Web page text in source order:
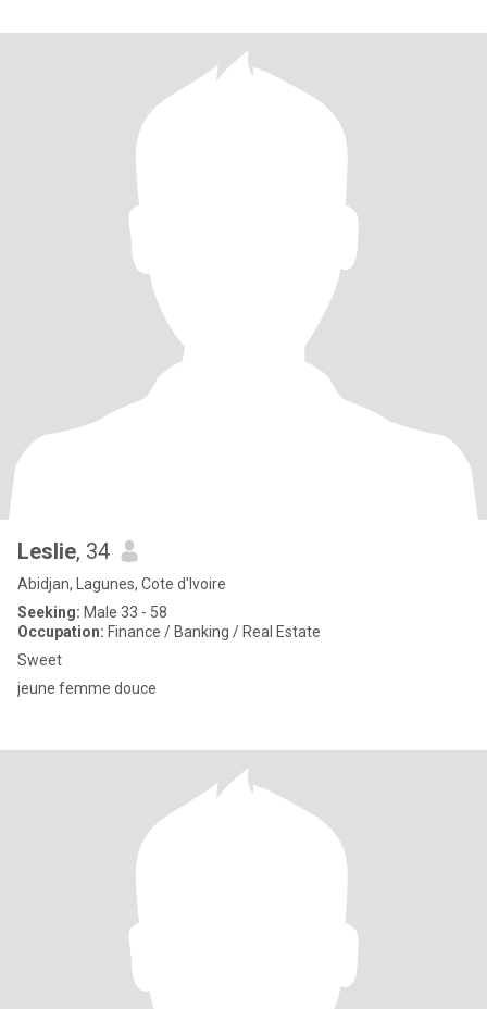
Leslie, 34
Abidjan, Lagunes, Cote d'Ivoire
Seeking: Male 33 - 58
Occupation: Finance / Banking / Real Estate
Sweet
jeune femme douce